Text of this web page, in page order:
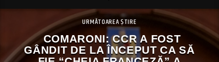
URMĂTOAREA ȘTIRE
COMARONI: CCR A FOST
GÂNDIT DE LA ÎNCEPUT CA SĂ